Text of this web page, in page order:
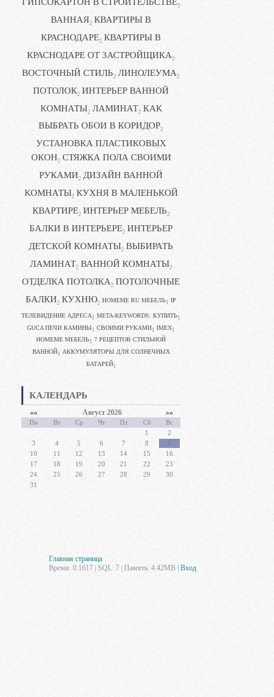
2
ВАННАЯ2 КВАРТИРЫ В
КРАСНОДАРЕ2 КВАРТИРЫ В
КРАСНОДАРЕ ОТ ЗАСТРОЙЩИКА2
ВОСТОЧНЫЙ СТИЛЬ2 ЛИНОЛЕУМА2
ПОТОЛОК2 ИНТЕРЬЕР ВАННОЙ
КОМНАТЫ2 ЛАМИНАТ2 КАК
ВЫБРАТЬ ОБОИ В КОРИДОР2
УСТАНОВКА ПЛАСТИКОВЫХ
ОКОН2 СТЯЖКА ПОЛА СВОИМИ
РУКАМИ2 ДИЗАЙН ВАННОЙ
КОМНАТЫ2 КУХНЯ В МАЛЕНЬКОЙ
КВАРТИРЕ2 ИНТЕРЬЕР МЕБЕЛЬ2
БАЛКИ В ИНТЕРЬЕРЕ2 ИНТЕРЬЕР
ДЕТСКОЙ КОМНАТЫ2 ВЫБИРАТЬ
ЛАМИНАТ2 ВАННОЙ КОМНАТЫ2
ОТДЕЛКА ПОТОЛКА2 ПОТОЛОЧНЫЕ
БАЛКИ2 КУХНЮ2 HOMEME RU МЕБЕЛЬ1 IP
ТЕЛЕВИДЕНИЕ АДРЕСА 1 META-KEYWORDS: КУПИТЬ1
GUCA ПЕЧИ КАМИНЫ1 CВОИМИ РУКАМИ1 IMEX1
HOMEME МЕБЕЛЬ1 7 РЕЦЕПТОВ СТИЛЬНОЙ
ВАННОЙ1 АККУМУЛЯТОРЫ ДЛЯ СОЛНЕЧНЫХ
БАТАРЕЙ1
КАЛЕНДАРЬ
«« Август 2026 »»
Пн Вт Ср Чт Пт Сб
Вс
1
2
3
4 5 6 7 8
9
10
11 12 13 14 15
16
17
18 19 20 21 22
23
24
25 26 27 28 29
30
31
Главная страница
Время: 0.1617 | SQL: 7 | Память: 4.42MB Вход